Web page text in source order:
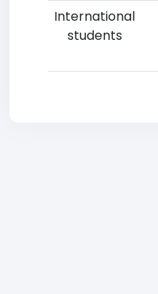
International
students